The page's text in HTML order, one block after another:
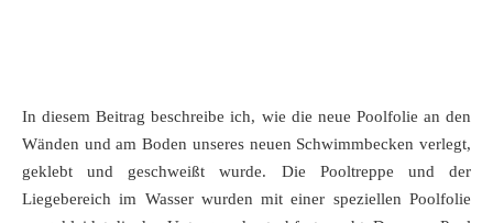
In diesem Beitrag beschreibe ich, wie die neue Poolfolie an den
Wänden und am Boden unseres neuen Schwimmbecken verlegt,
geklebt und geschweißt wurde. Die Pooltreppe und der
Liegebereich im Wasser wurden mit einer speziellen Poolfolie